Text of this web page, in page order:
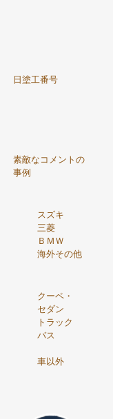
日塗工番号
素敵なコメントの
事例
スズキ
三菱
ＢＭＷ
海外その他
クーペ・
セダン
トラック
バス
車以外